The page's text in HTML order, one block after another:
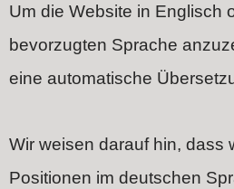
Um die Website in Englisch
bevorzugten Sprache
eine automatische
Wir weisen darauf hin, dass
Positionen im deutschen